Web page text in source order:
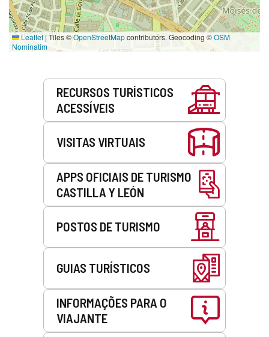
Leaflet | Tiles ©OpenStreetMapcontributors. Geocoding ©OSM
Nominatim
RECURSOS TURÍSTICOS
ACESSÍVEIS
VISITAS VIRTUAIS
APPS OFICIAIS DE TURISMO
CASTILLA Y LEÓN
POSTOS DE TURISMO
GUIAS TURÍSTICOS
INFORMAÇÕES PARA O
VIAJANTE